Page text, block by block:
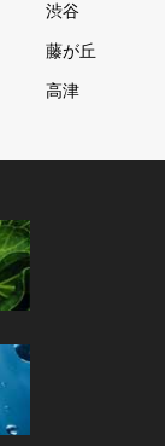
渋谷
藤が丘
高津